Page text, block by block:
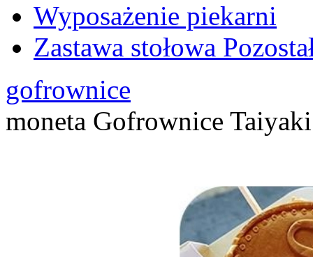
Wyposażenie piekarni
Zastawa stołowa
gofrownice
moneta Gofrownice